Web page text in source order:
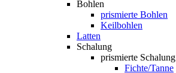
Bohlen
prismierte Bohlen
Keilbohlen
Latten
Schalung
prismierte Schalung
Fichte/Tanne